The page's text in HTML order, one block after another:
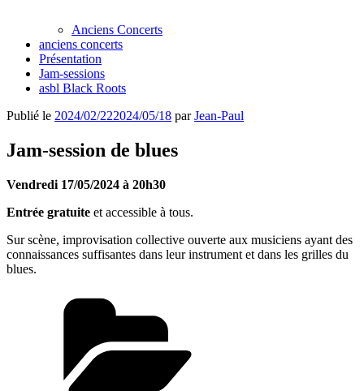
Anciens Concerts
anciens concerts
Présentation
Jam-sessions
asbl Black Roots
Publié le 2024/02/222024/05/18 parJean-Paul
Jam-session de blues
Vendredi 17/05/2024 à 20h30
Entrée gratuite et accessible à tous.
Sur scène, improvisation collective ouverte aux musiciens ayant des
connaissances suffisantes dans leur instrument et dans les grilles du
blues.